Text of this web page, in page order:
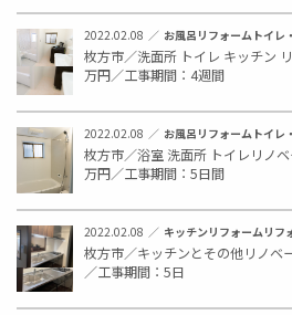
2022.02.08 お風呂リフォーム トイレ
枚方市／洗面所 トイレ キッチン
万円／工事期間：4週間
2022.02.08 お風呂リフォーム トイレ
枚方市／浴室 洗面所 トイレリノ
万円／工事期間：5日間
2022.02.08 キッチンリフォーム リフ
枚方市／キッチンとその他リノベ
／工事期間：5日